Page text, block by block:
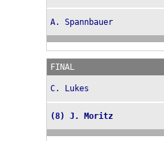
A. Spannbauer
FINAL
C. Lukes
(8) J. Moritz